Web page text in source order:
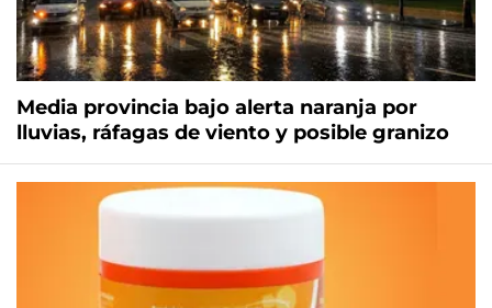
Media provincia bajo alerta naranja por
lluvias, ráfagas de viento y posible granizo